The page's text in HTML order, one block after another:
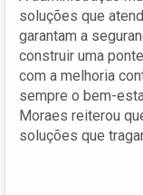
soluções que
garantam a
construir uma
com a melhoria
sempre o bem-
Moraes reiterou
soluções que